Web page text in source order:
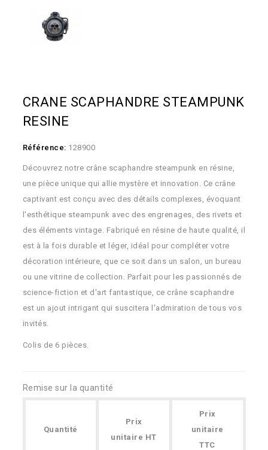
CRANE SCAPHANDRE STEAMPUNK
RESINE
Référence: 128900
Découvrez notre crâne scaphandre steampunk en résine,
une pièce unique qui allie mystère et innovation. Ce crâne
captivant est conçu avec des détails complexes, évoquant
l'esthétique steampunk avec des engrenages, des rivets et
des éléments vintage. Fabriqué en résine de haute qualité, il
est à la fois durable et léger, idéal pour compléter votre
décoration intérieure, que ce soit dans un salon, un bureau
ou une vitrine de collection. Parfait pour les passionnés de
science-fiction et d'art fantastique, ce crâne scaphandre
est un ajout intrigant qui suscitera l'admiration de tous vos
invités.
Colis de 6 pièces.
Remise sur la quantité
Quantité
Prix
unitaire HT
Prix
unitaire
TTC